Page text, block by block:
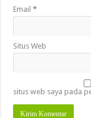
Email*
Situs Web
situs web saya pada